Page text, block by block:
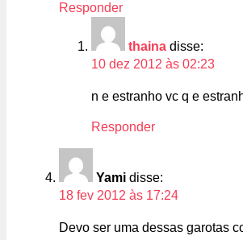
Responder
thaina disse:
10 dez 2012 às 02:23
n e estranho vc q e
Responder
Yami disse:
18 fev 2012 às 17:24
Devo ser uma dessas garotas